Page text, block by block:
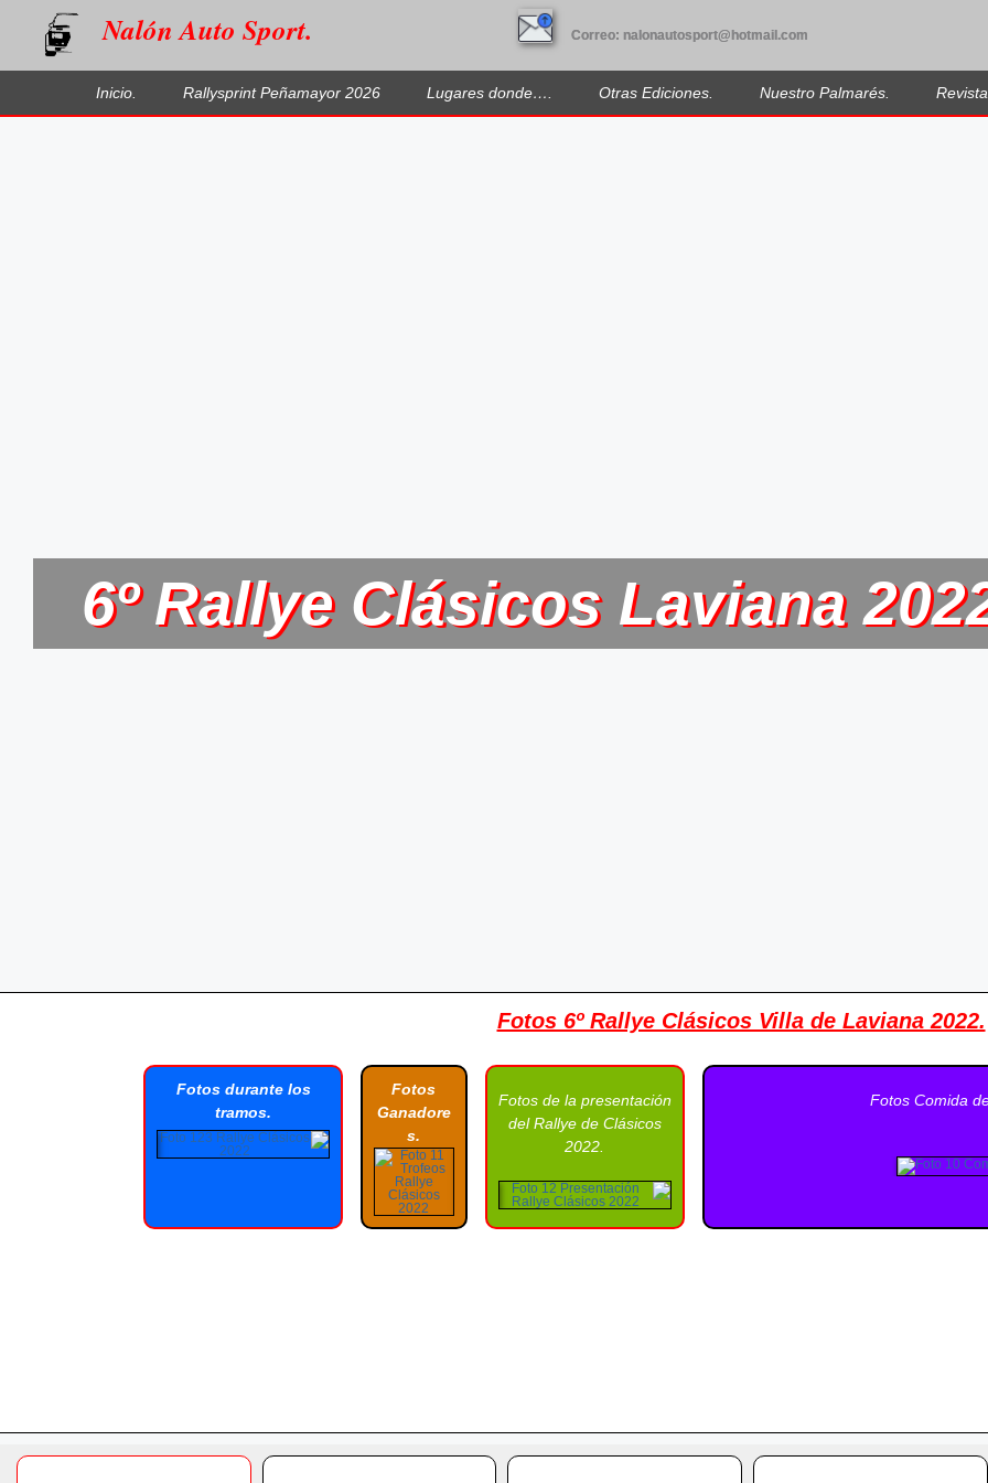
Nalón Auto Sport. Correo: nalonautosport@hotmail.com
Inicio. Rallysprint Peñamayor 2026 Lugares donde…. Otras Ediciones. Nuestro Palmarés.
6º Rallye Clásicos Laviana
Fotos 6º Rallye Clásicos Villa de Laviana 2022.
Fotos durante los
tramos.
Fotos
Ganadore
s.
Fotos de la presentación
del Rallye de Clásicos
2022.
Fotos Comida